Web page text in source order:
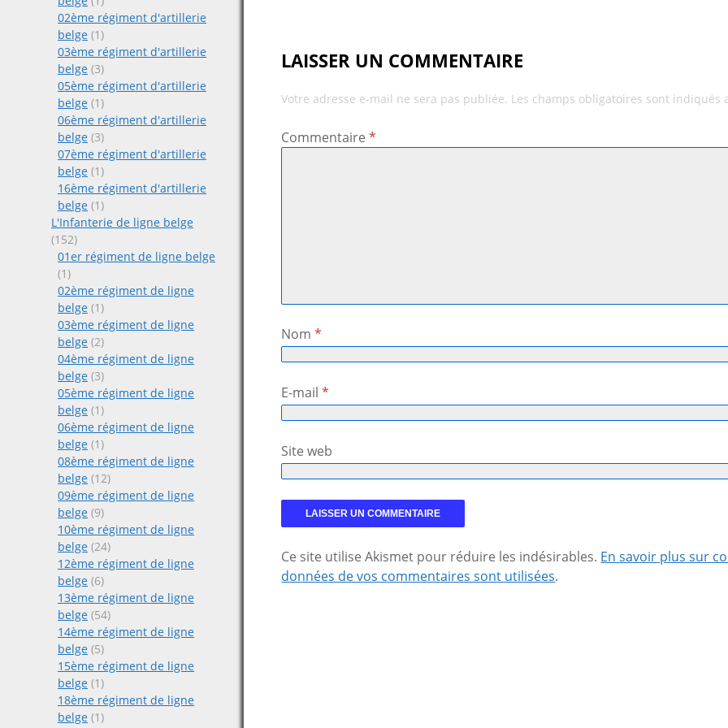
02ème régiment d'artillerie
belge (1)
03ème régiment d'artillerie
belge (3)
05ème régiment d'artillerie
belge (1)
06ème régiment d'artillerie
belge (3)
07ème régiment d'artillerie
belge (1)
16ème régiment d'artillerie
belge (1)
L'Infanterie de ligne belge
(152)
01er régiment de ligne belge
(1)
02ème régiment de ligne
belge (1)
03ème régiment de ligne
belge (2)
04ème régiment de ligne
belge (3)
05ème régiment de ligne
belge (1)
06ème régiment de ligne
belge (1)
08ème régiment de ligne
belge (12)
09ème régiment de ligne
belge (9)
10ème régiment de ligne
belge (24)
12ème régiment de ligne
belge (6)
13ème régiment de ligne
belge (54)
14ème régiment de ligne
belge (5)
15ème régiment de ligne
belge (1)
18ème régiment de ligne
belge (1)
LAISSER UN COMMENTAIRE
Votre adresse e-mail ne sera pas publiée. Les champs obligatoires sont indiqués
Commentaire*
Nom*
E-mail*
Site web
Ce site utilise Akismet pour réduire les indésirables. En savoir plus sur
données de vos commentaires sont utilisées.